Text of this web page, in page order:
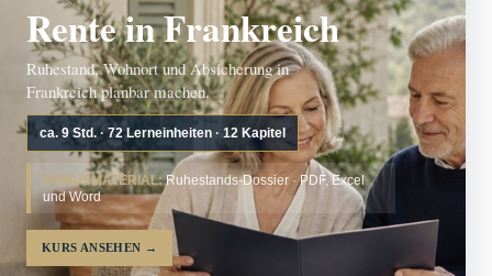
Rente in Frankreich
Ruhestand, Wohnort und Absicherung in
Frankreich planbar machen.
ca. 9 Std. · 72 Lerneinheiten · 12 Kapitel
BONUSMATERIAL:Ruhestands-Dossier · PDF, Excel
und Word
KURS ANSEHEN →